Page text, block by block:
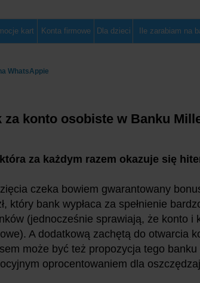
kart Konta firmowe Dla dzieci Ile zarabiam na
WhatsAppie
za konto osobiste w Banku
za każdym razem okazuje się
czeka bowiem gwarantowany
który bank wypłaca za spełnienie
(jednocześnie sprawiają, że konto i
A dodatkową zachętą do otwarcia
może być też propozycja tego banku
oprocentowaniem dla